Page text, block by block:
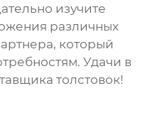
изучите
различных
который
Удачи в
толстовок!